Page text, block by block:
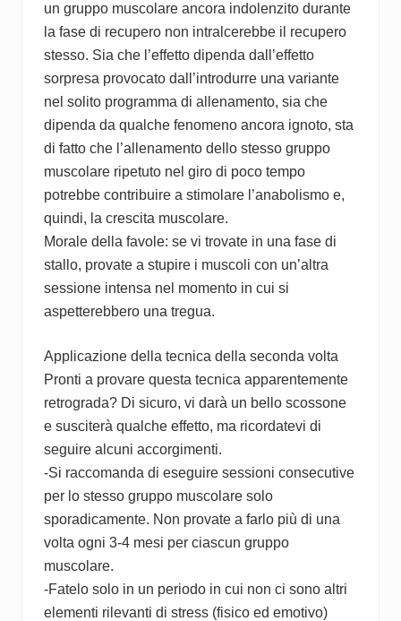
un gruppo muscolare ancora indolenzito durante
la fase di recupero non intralcerebbe il recupero
stesso. Sia che l’effetto dipenda dall’effetto
sorpresa provocato dall’introdurre una variante
nel solito programma di allenamento, sia che
dipenda da qualche fenomeno ancora ignoto, sta
di fatto che l’allenamento dello stesso gruppo
muscolare ripetuto nel giro di poco tempo
potrebbe contribuire a stimolare l’anabolismo e,
quindi, la crescita muscolare.
Morale della favole: se vi trovate in una fase di
stallo, provate a stupire i muscoli con un’altra
sessione intensa nel momento in cui si
aspetterebbero una tregua.
Applicazione della tecnica della seconda volta
Pronti a provare questa tecnica apparentemente
retrograda? Di sicuro, vi darà un bello scossone
e susciterà qualche effetto, ma ricordatevi di
seguire alcuni accorgimenti.
-Si raccomanda di eseguire sessioni consecutive
per lo stesso gruppo muscolare solo
sporadicamente. Non provate a farlo più di una
volta ogni 3-4 mesi per ciascun gruppo
muscolare.
-Fatelo solo in un periodo in cui non ci sono altri
elementi rilevanti di stress (fisico ed emotivo)